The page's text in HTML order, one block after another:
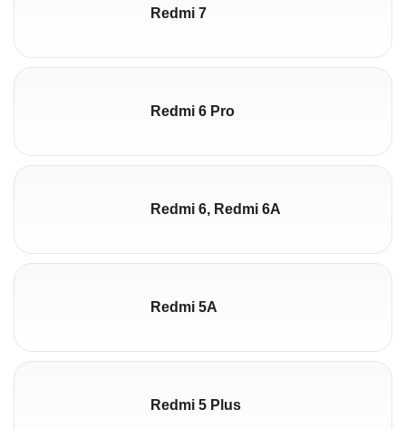
Redmi 7
Redmi 6 Pro
Redmi 6, Redmi 6A
Redmi 5A
Redmi 5 Plus